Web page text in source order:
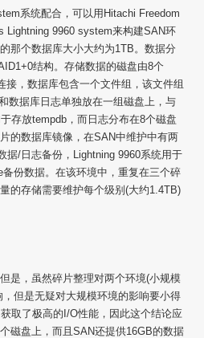
系统配合，可以用Hitachi Freedom
Lightning 9960 system来构建SAN环
那个数据库大小大约为1TB。数据分
结构。存储数据的磁盘由8个
接，数据库包含一个文件组，该文件组
数据库日志单独放在一组磁盘上，与
存放tempdb，而日志分布在8个磁盘
的数据库镜像，在SAN中维护中有两
据/日志备份，Lightning 9960系统用于
份数据。在该环境中，重复在三个碎
的存储需要维护每个级别(大约1.4TB)
是，虽然碎片整理对两个环境(小规模
但是无疑对大规模环境的影响要小得
取了极高的I/O性能，因此这个结论应
磁盘上，而且SAN还提供16GB的数据